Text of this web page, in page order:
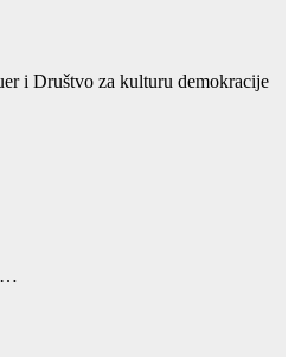
i Društvo za kulturu demokracije